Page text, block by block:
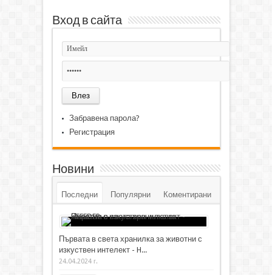
Вход в сайта
Забравена парола?
Регистрация
Новини
Последни Популярни Коментирани
Първата в света хранилка за животни с
изкуствен интелект - H...
24.04.2024 г.